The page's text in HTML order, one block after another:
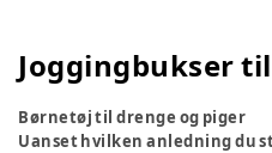
Joggingbukser
Børnetøj til drenge og piger
Uanset hvilken anledning du